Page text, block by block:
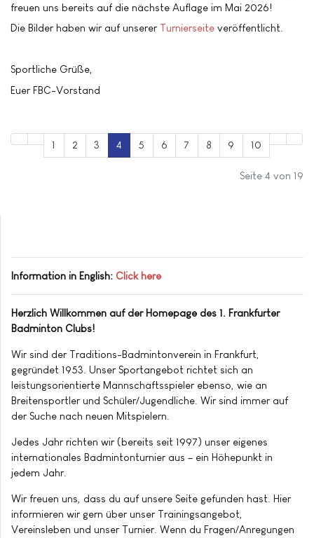
freuen uns bereits auf die nächste Auflage im Mai 2026!
Die Bilder haben wir auf unserer Turnierseite veröffentlicht.
Sportliche Grüße,
Euer FBC-Vorstand
1 2 3 4 5 6 7 8 9 10
Seite 4 von 19
Information in English: Click here
Herzlich Willkommen auf der Homepage des 1. Frankfurter
Badminton Clubs!
Wir sind der Traditions-Badmintonverein in Frankfurt,
gegründet 1953. Unser Sportangebot richtet sich an
leistungsorientierte Mannschaftsspieler ebenso, wie an
Breitensportler und Schüler/Jugendliche. Wir sind immer auf
der Suche nach neuen Mitspielern.
Jedes Jahr richten wir (bereits seit 1997) unser eigenes
internationales Badmintonturnier aus – ein Höhepunkt in
jedem Jahr.
Wir freuen uns, dass du auf unsere Seite gefunden hast. Hier
informieren wir gern über unser Trainingsangebot,
Vereinsleben und unser Turnier. Wenn du Fragen/Anregungen